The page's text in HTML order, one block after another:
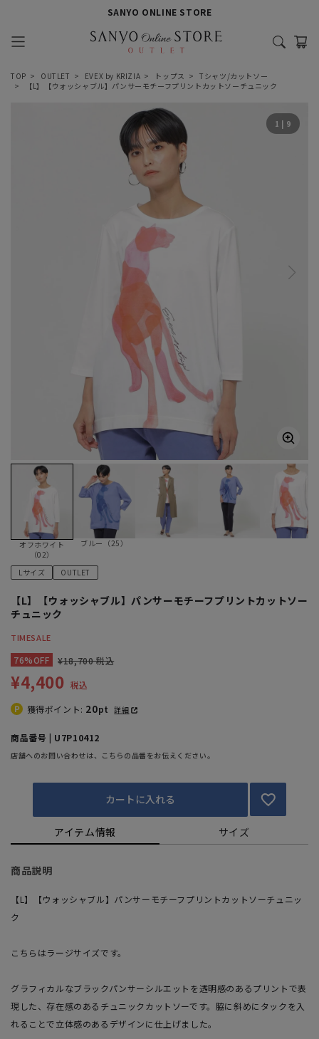
SANYO ONLINE STORE
TOP OUTLET EVEX by KRIZIA トップス
Tシャツ/カットソー
【L】【ウォッシャブル】パンサーモチーフプリントカットソーチュニック
1 | 9
オフホワイト
（02）
ブルー（25）
Lサイズ OUTLET
【L】【ウォッシャブル】パンサーモチーフプリントカットソー
チュニック
TIMESALE
76%OFF ¥18,700 税込
¥4,400 税込
獲得ポイント: 20pt 詳細
商品番号 | U7P10412
店舗へのお問い合わせは、こちらの品番をお伝えください。
カートに入れる
アイテム情報 サイズ
商品説明
【L】【ウォッシャブル】パンサーモチーフプリントカットソーチュニッ
ク
こちらはラージサイズです。
グラフィカルなブラックパンサーシルエットを透明感のあるプリントで表
現した、存在感のあるチュニックカットソーです。脇に斜めにタックを入
れることで立体感のあるデザインに仕上げました。